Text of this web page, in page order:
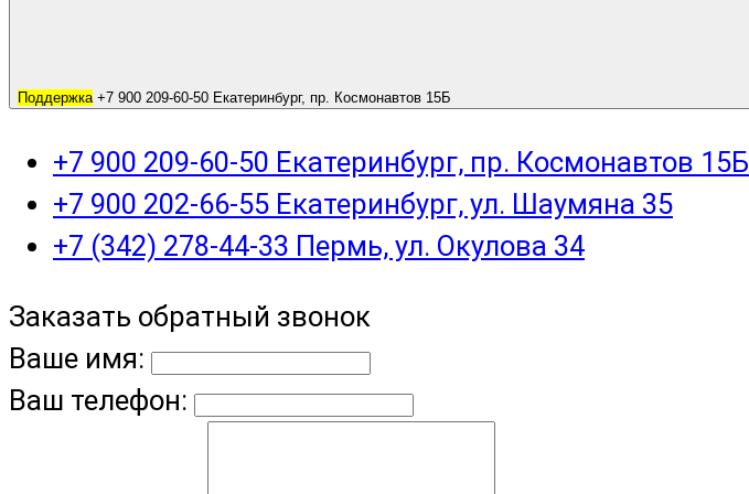
Поддержка +7 900 209-60-50 Екатеринбург, пр. Космонавтов 15Б
+7 900 209-60-50 Екатеринбург, пр. Космонавтов 15Б
+7 900 202-66-55 Екатеринбург, ул. Шаумяна 35
+7 (342) 278-44-33 Пермь, ул. Окулова 34
Заказать обратный звонок
Ваше имя:
Ваш телефон: